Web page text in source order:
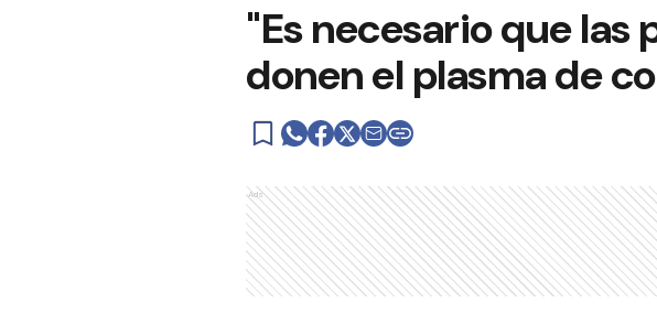
"Es necesario que
donen el plasma de
Ads